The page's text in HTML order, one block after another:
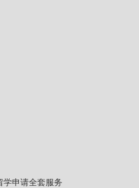
学申请全套服务